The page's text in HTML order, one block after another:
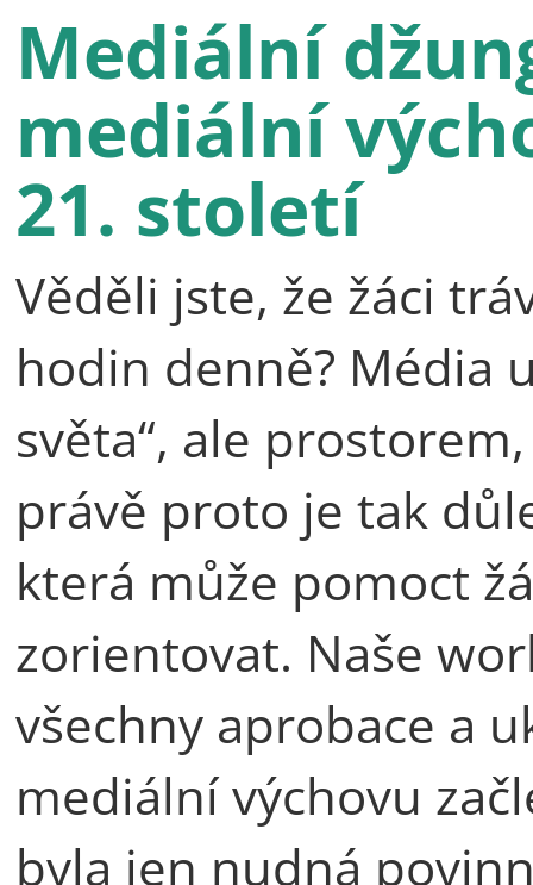
Mediální
mediální
21. století
Věděli jste, že žáci
hodin denně? Média
světa“, ale
právě proto je tak
která může pomoct
zorientovat. Naše
všechny aprobace a
mediální výchovu
byla jen nudná